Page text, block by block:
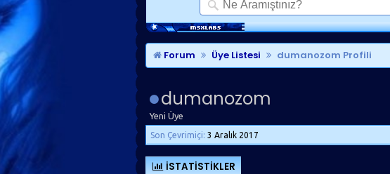
Forum Üye Listesi dumanozom Profili
dumanozom
Yeni Üye
Son Çevrimiçi: 3 Aralık 2017
İSTATISTIKLER